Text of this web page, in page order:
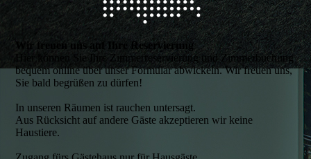
Wir freuen uns auf Ihre Reservierung
Hier können Sie Ihre Zimmerreservierung und Zimmerbuchung
bequem online über unser Formular abwickeln. Wir freuen uns,
Sie bald begrüßen zu dürfen!
In unseren Räumen ist rauchen untersagt.
Aus Rücksicht auf andere Gäste akzeptieren wir keine
Haustiere.